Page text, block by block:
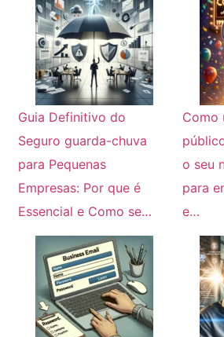
Guia Definitivo do
Seguro guarda-chuva
para Pequenas
Empresas: Por que é
Essencial e Como se…
Como
o seu
para
e…